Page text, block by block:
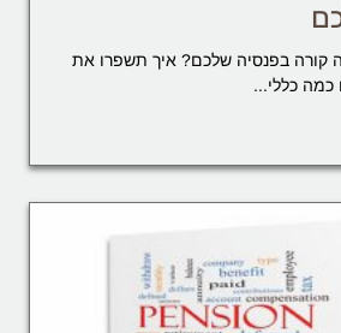
קורה בפנסיה שלכם? איך תשפרו את
כמה כללי...